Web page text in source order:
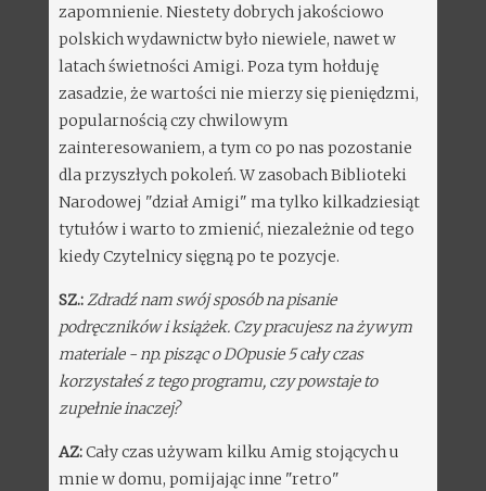
zapomnienie. Niestety dobrych jakościowo
polskich wydawnictw było niewiele, nawet w
latach świetności Amigi. Poza tym hołduję
zasadzie, że wartości nie mierzy się pieniędzmi,
popularnością czy chwilowym
zainteresowaniem, a tym co po nas pozostanie
dla przyszłych pokoleń. W zasobach Biblioteki
Narodowej "dział Amigi" ma tylko kilkadziesiąt
tytułów i warto to zmienić, niezależnie od tego
kiedy Czytelnicy sięgną po te pozycje.
SZ.:Zdradź nam swój sposób na pisanie
podręczników i książek. Czy pracujesz na żywym
materiale - np. pisząc o DOpusie 5 cały czas
korzystałeś z tego programu, czy powstaje to
zupełnie inaczej?
AZ:Cały czas używam kilku Amig stojących u
mnie w domu, pomijając inne "retro"